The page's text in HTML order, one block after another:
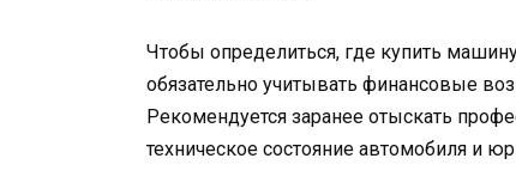
Чтобы определиться, где купить
обязательно учитывать финансовые
Рекомендуется заранее отыскать
техническое состояние автомобиля и